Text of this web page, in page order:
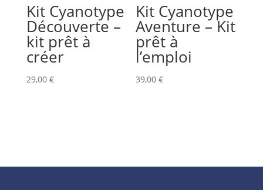
Kit Cyanotype
Découverte –
kit prêt à
créer
29,00 €
Kit Cyanotype
Aventure – Kit
prêt à
l’emploi
39,00€